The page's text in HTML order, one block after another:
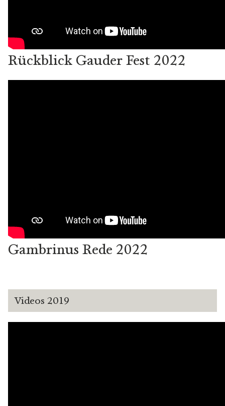
Rückblick Gauder Fest 2022
Gambrinus Rede 2022
Videos 2019